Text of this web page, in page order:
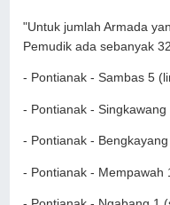
"Untuk jumlah Armada
Pemudik ada sebanyak
- Pontianak - Sambas 5
- Pontianak -
- Pontianak -
- Pontianak - Mempawah